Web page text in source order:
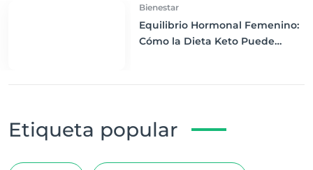
Bienestar
Equilibrio Hormonal Femenino:
Cómo la Dieta Keto Puede
Etiqueta popular